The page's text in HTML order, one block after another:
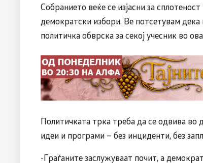
Собранието веќе се изјасни за
демократски избори. Ве потсетувам
политичка обврска за секој учесник во
Политичката трка треба да се одвива во
идеи и програми – без инциденти, без
-Граѓаните заслужуваат почит, а